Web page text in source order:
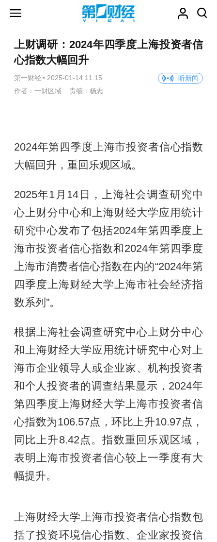
上财调研：2024年四季度上海投资者信
心指数大幅回升
第一财经 • 2025-01-14 11:15
听新闻
作者：一财区域 责编：杨志
2024年第四季度上海市投资者信心指数
大幅回升，重回乐观区域。
2025年1月14日，上海社会调查研究中
心上财分中心和上海财经大学应用统计
研究中心发布了包括2024年第四季度上
海市投资者信心指数和2024年第四季度
上海市消费者信心指数在内的“2024年第
四季度上海财经大学上海市社会经济指
数系列”。
根据上海社会调查研究中心上财分中心
和上海财经大学应用统计研究中心对上
海市企业领导人或企业家、机构投资者
和个人投资者的调查结果显示，2024年
第四季度上海财经大学上海市投资者信
心指数为106.57点，环比上升10.97点，
同比上升8.42点。指数重回乐观区域，
表明上海市投资者信心较上一季度有大
幅提升。
上海财经大学上海市投资者信心指数包
括了投资环境信心指数、企业家投资信